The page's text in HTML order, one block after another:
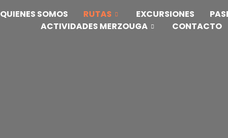
QUIENES SOMOS RUTAS EXCURSIONES
ACTIVIDADES MERZOUGA
CONTACTO